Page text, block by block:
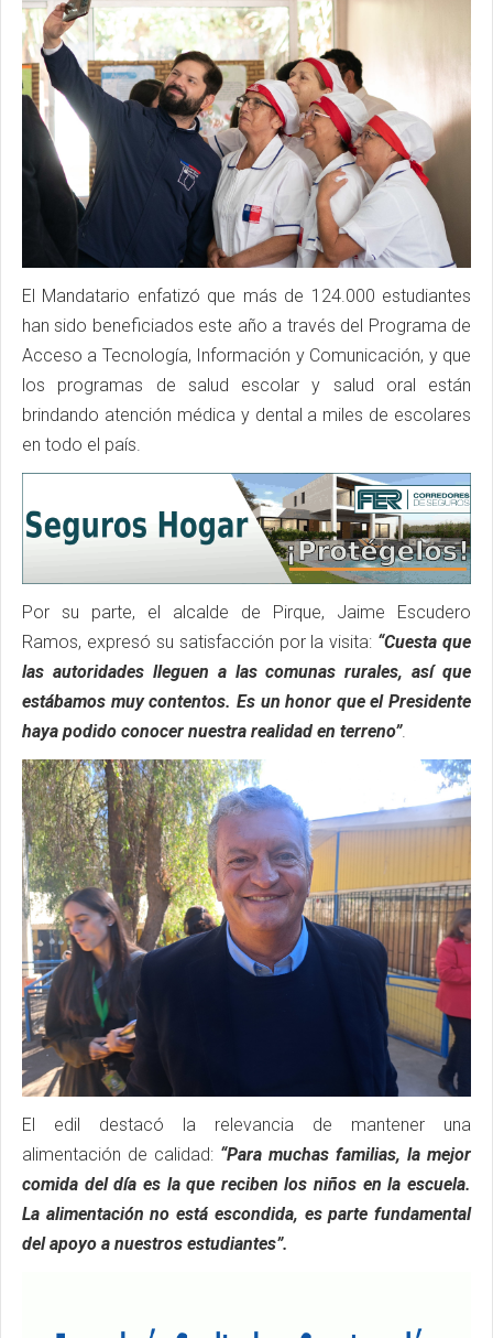
El Mandatario enfatizó que más de 124.000 estudiantes
han sido beneficiados este año a través del Programa de
Acceso a Tecnología, Información y Comunicación, y que
los programas de salud escolar y salud oral están
brindando atención médica y dental a miles de escolares
en todo el país.
Por su parte, el alcalde de Pirque, Jaime Escudero
Ramos, expresó su satisfacción por la visita: “Cuesta que
las autoridades lleguen a las comunas rurales, así que
estábamos muy contentos. Es un honor que el Presidente
haya podido conocer nuestra realidad en terreno”.
El edil destacó la relevancia de mantener una
alimentación de calidad: “Para muchas familias, la mejor
comida del día es la que reciben los niños en la escuela.
La alimentación no está escondida, es parte fundamental
del apoyo a nuestros estudiantes”.